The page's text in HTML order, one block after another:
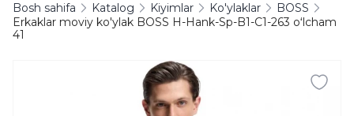
Bosh sahifa Katalog Kiyimlar Ko'ylaklar
BOSS
Erkaklar moviy ko'ylak BOSS H-Hank-Sp-B1-C1-263 oʻlcham
41